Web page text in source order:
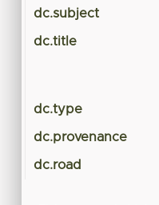
dc.subject
dc.title
dc.type
dc.provenance
dc.road